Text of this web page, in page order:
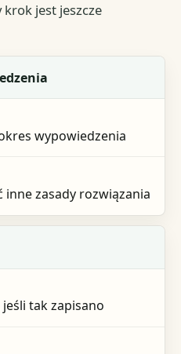
krok jest jeszcze
wypowiedzenia
inne zasady rozwiązania
tak zapisano